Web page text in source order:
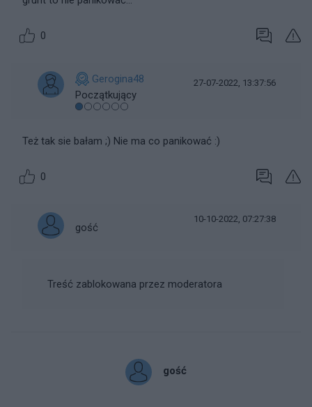
0
Gerogina48
Początkujący
27-07-2022, 13:37:56
Też tak sie bałam ;) Nie ma co panikować :)
0
gość
10-10-2022, 07:27:38
Treść zablokowana przez moderatora
gość